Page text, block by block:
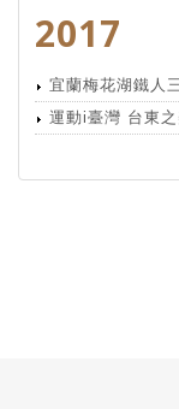
2017
宜蘭梅花湖鐵人
運動i臺灣 台東